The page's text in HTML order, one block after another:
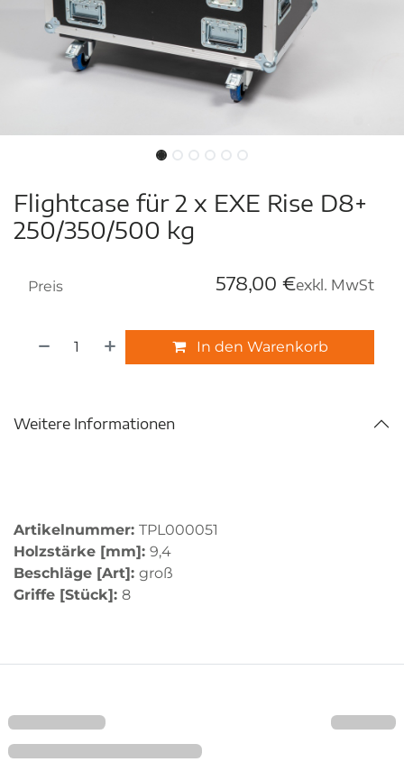
Flightcase für 2 x EXE Rise D8+
250/350/500 kg
In den Warenkorb
Preis 578,00 €exkl. MwSt
Weitere Informationen
Artikelnummer: TPL000051
Holzstärke [mm]: 9,4
Beschläge [Art]: groß
Griffe [Stück]: 8